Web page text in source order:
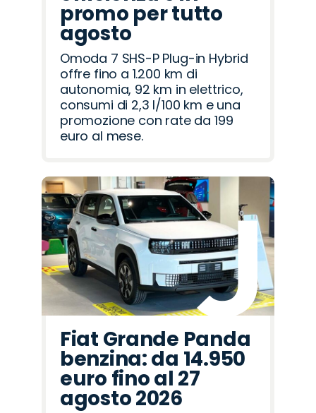
promo per tutto
agosto
Omoda 7 SHS-P Plug-in Hybrid
offre fino a 1.200 km di
autonomia, 92 km in elettrico,
consumi di 2,3 l/100 km e una
promozione con rate da 199
euro al mese.
Fiat Grande Panda
benzina: da 14.950
euro fino al 27
agosto 2026